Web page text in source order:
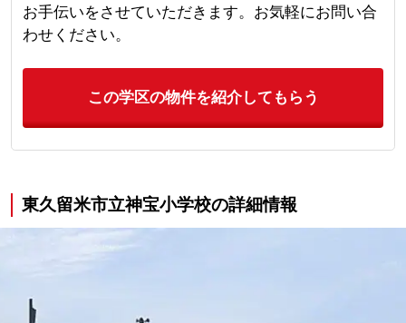
お手伝いをさせていただきます。お気軽にお問い合
わせください。
この学区の物件を紹介してもらう
東久留米市立神宝小学校の詳細情報